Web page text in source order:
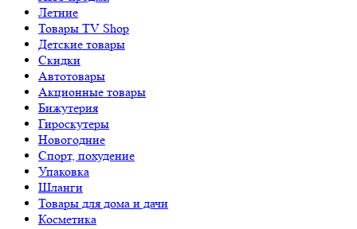
Летние
Товары TV Shop
Детские товары
Cкидки
Автотовары
Акционные товары
Бижутерия
Гироскутеры
Новогодние
Спорт, похудение
Упаковка
Шланги
Товары для дома и дачи
Косметика